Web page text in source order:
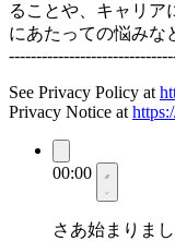
ることや、キャリア
にあたっての悩みな
See Privacy Policy at
Privacy Notice at
00:00
さあ始まりま